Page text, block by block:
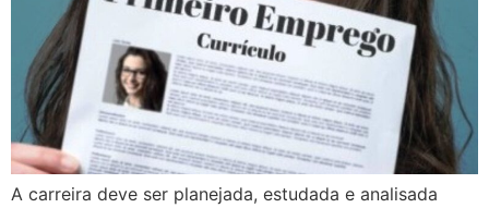
A carreira deve ser planejada, estudada e analisada